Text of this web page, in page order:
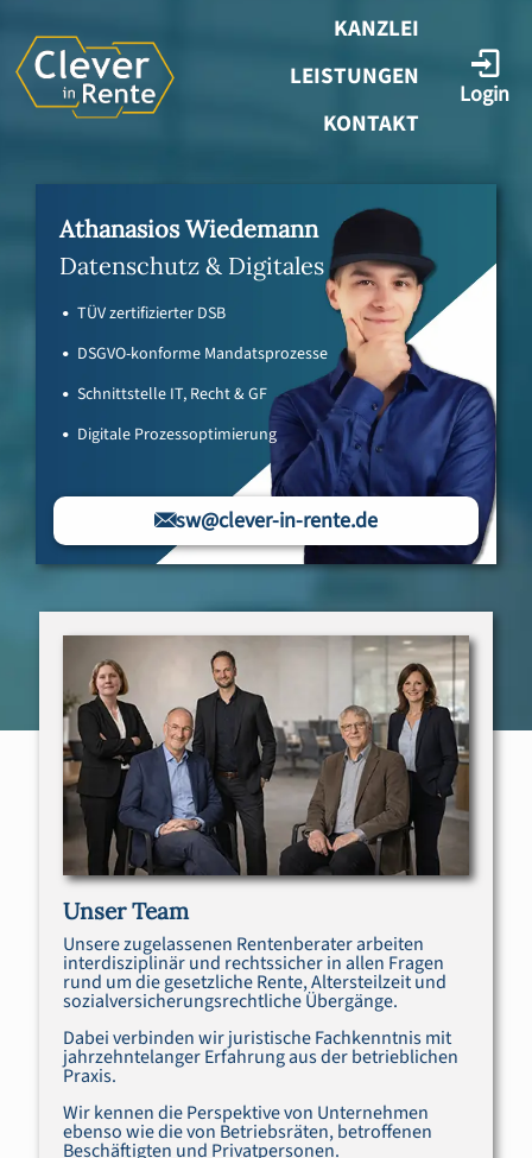
KANZLEI
LEISTUNGEN
KONTAKT
Login
Athanasios Wiedemann
Datenschutz & Digitales
TÜV zertifizierter DSB
DSGVO-konforme Mandatsprozesse
Schnittstelle IT, Recht & GF
Digitale Prozessoptimierung
sw@clever-in-rente.de
Unser Team
Unsere zugelassenen Rentenberater arbeiten
interdisziplinär und rechtssicher in allen Fragen
rund um die gesetzliche Rente, Altersteilzeit und
sozialversicherungsrechtliche Übergänge.
Dabei verbinden wir juristische Fachkenntnis mit
jahrzehntelanger Erfahrung aus der betrieblichen
Praxis.
Wir kennen die Perspektive von Unternehmen
ebenso wie die von Betriebsräten, betroffenen
Beschäftigten und Privatpersonen.